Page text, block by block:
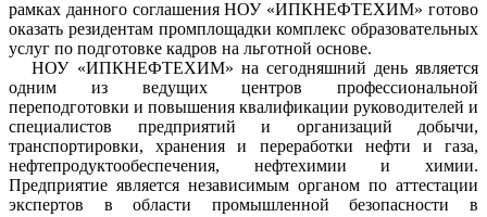
рамках данного соглашения НОУ «ИПКНЕФТЕХИМ» готово
оказать резидентам промплощадки комплекс образовательных
услуг по подготовке кадров на льготной основе.
НОУ «ИПКНЕФТЕХИМ» на сегодняшний день является
одним из ведущих центров профессиональной
переподготовки и повышения квалификации руководителей и
специалистов предприятий и организаций добычи,
транспортировки, хранения и переработки нефти и газа,
нефтепродуктообеспечения, нефтехимии и химии.
Предприятие является независимым органом по аттестации
экспертов в области промышленной безопасности в